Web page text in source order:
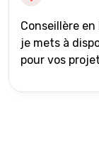
Conseillère
je mets à
pour vos